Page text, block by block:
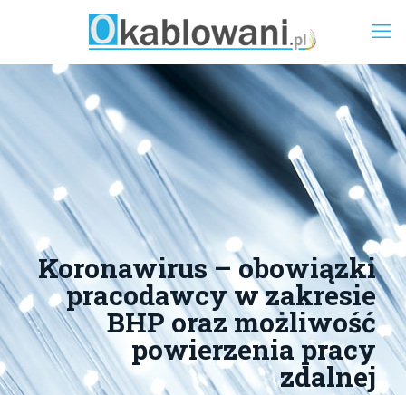
Koronawirus – obowiązki
pracodawcy w zakresie
BHP oraz możliwość
powierzenia pracy
zdalnej